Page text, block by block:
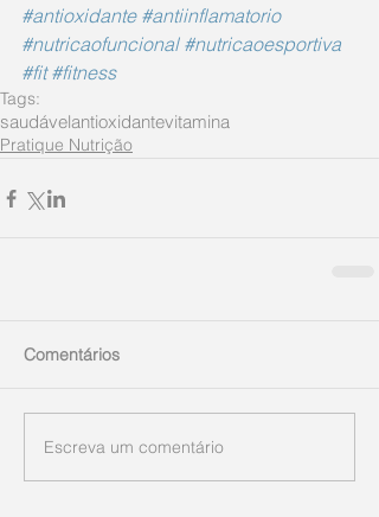
#antioxidante #antiinflamatorio
#nutricaofuncional #nutricaoesportiva
#fit #fitness
Tags:
saudávelantioxidantevitamina
Pratique Nutrição
Comentários
Escreva um comentário